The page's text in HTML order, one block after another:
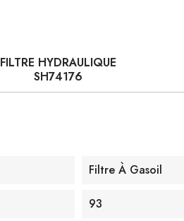
FILTRE HYDRAULIQUE
SH74176
Filtre À Gasoil
93